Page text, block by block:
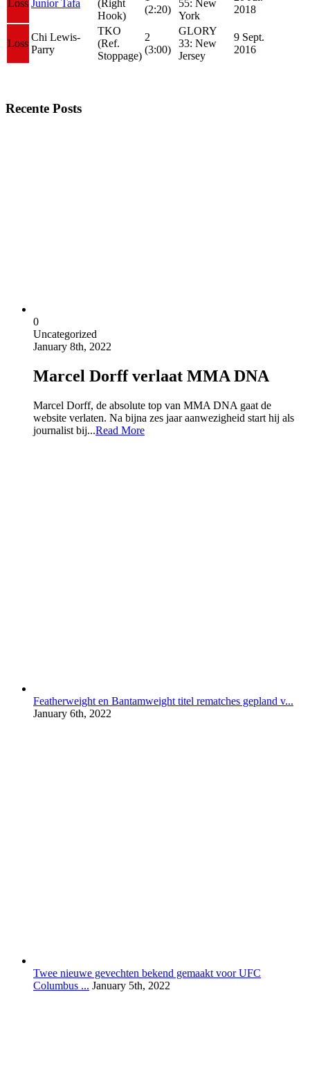
Loss Junior Tafa
(Right
Hook)
(2:20)
55: New
York
2018
Loss
Chi Lewis-
Parry
TKO
(Ref.
Stoppage)
2
(3:00)
GLORY
33: New
Jersey
9 Sept.
2016
Recente Posts
0
Uncategorized
January 8th, 2022
Marcel Dorff verlaat MMA DNA
Marcel Dorff, de absolute top van MMA DNA gaat de
website verlaten. Na bijna zes jaar aanwezigheid start hij als
journalist bij...Read More
Featherweight en Bantamweight titel rematches gepland v...
January 6th, 2022
Twee nieuwe gevechten bekend gemaakt voor UFC
Columbus ... January 5th, 2022